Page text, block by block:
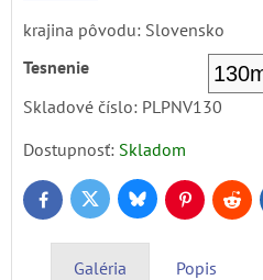
krajina pôvodu: Slovensko
Tesnenie
Skladové číslo: PLPNV130
Dostupnosť: Skladom
FacebookTwitter BlueskyPinterestReddit
Galéria Popis